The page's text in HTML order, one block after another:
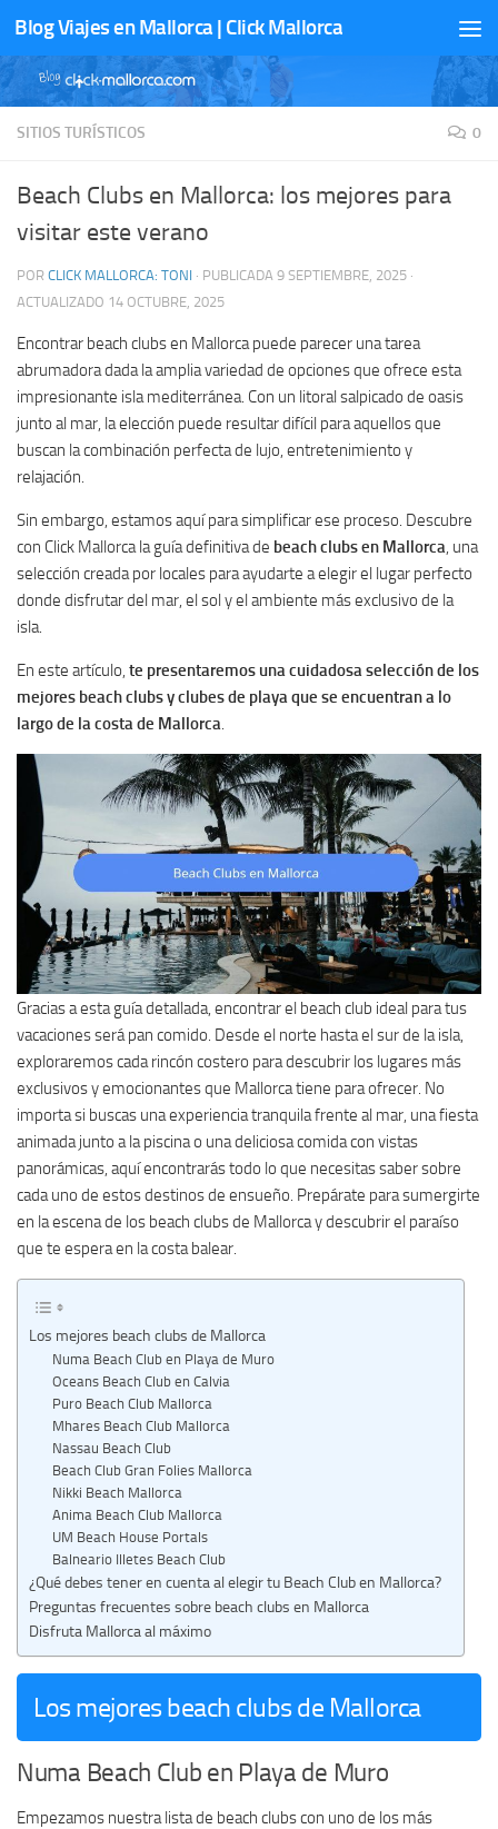
Saltar al contenido
Blog Viajes en Mallorca | Click Mallorca
SITIOS TURÍSTICOS 0
Beach Clubs en Mallorca: los mejores para
visitar este verano
POR CLICK MALLORCA: TONI · PUBLICADA 9 SEPTIEMBRE, 2025 ·
ACTUALIZADO 14 OCTUBRE, 2025
Encontrar beach clubs en Mallorca puede parecer una tarea
abrumadora dada la amplia variedad de opciones que ofrece esta
impresionante isla mediterránea. Con un litoral salpicado de oasis
junto al mar, la elección puede resultar difícil para aquellos que
buscan la combinación perfecta de lujo, entretenimiento y
relajación.
Sin embargo, estamos aquí para simplificar ese proceso. Descubre
con Click Mallorca la guía definitiva de beach clubs en Mallorca , una
selección creada por locales para ayudarte a elegir el lugar perfecto
donde disfrutar del mar, el sol y el ambiente más exclusivo de la
isla.
En este artículo, te presentaremos una cuidadosa selección de los
mejores beach clubs y clubes de playa que se encuentran a lo
largo de la costa de Mallorca
Gracias a esta guía detallada, encontrar el beach club ideal para tus
vacaciones será pan comido. Desde el norte hasta el sur de la isla,
exploraremos cada rincón costero para descubrir los lugares más
exclusivos y emocionantes que Mallorca tiene para ofrecer. No
importa si buscas una experiencia tranquila frente al mar, una fiesta
animada junto a la piscina o una deliciosa comida con vistas
panorámicas, aquí encontrarás todo lo que necesitas saber sobre
cada uno de estos destinos de ensueño. Prepárate para sumergirte
en la escena de los beach clubs de Mallorca y descubrir el paraíso
que te espera en la costa balear.
Los mejores beach clubs de Mallorca
Numa Beach Club en Playa de Muro
Oceans Beach Club en Calvia
Puro Beach Club Mallorca
Mhares Beach Club Mallorca
Nassau Beach Club
Beach Club Gran Folies Mallorca
Nikki Beach Mallorca
Anima Beach Club Mallorca
UM Beach House Portals
Balneario Illetes Beach Club
¿Qué debes tener en cuenta al elegir tu Beach Club en Mallorca?
Preguntas frecuentes sobre beach clubs en Mallorca
Disfruta Mallorca al máximo
Los mejores beach clubs de Mallorca
Numa Beach Club en Playa de Muro
Empezamos nuestra lista de beach clubs con uno de los más